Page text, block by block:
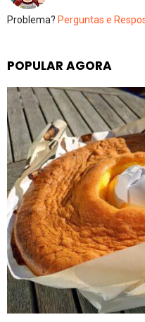
Problema? Perguntas e
POPULAR AGORA